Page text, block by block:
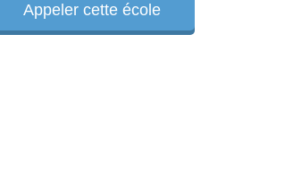
Appeler cette école